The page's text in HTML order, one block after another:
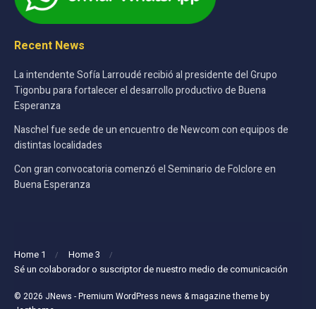
Recent News
La intendente Sofía Larroudé recibió al presidente del Grupo
Tigonbu para fortalecer el desarrollo productivo de Buena
Esperanza
Naschel fue sede de un encuentro de Newcom con equipos de
distintas localidades
Con gran convocatoria comenzó el Seminario de Folclore en
Buena Esperanza
Home 1
Home 3
Sé un colaborador o suscriptor de nuestro medio de comunicación
© 2026 JNews - Premium WordPress news & magazine theme by